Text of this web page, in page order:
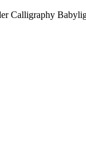
Calligraphy